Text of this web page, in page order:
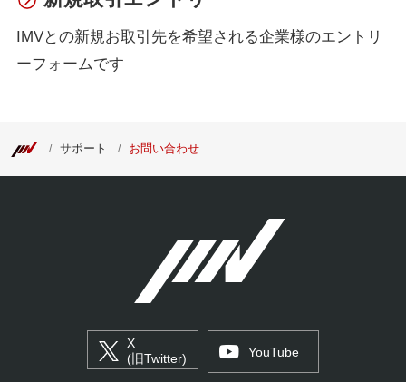
IMVとの新規お取引先を希望される企業様のエントリ
ーフォームです
サポート お問い合わせ
X
(旧Twitter)
YouTube